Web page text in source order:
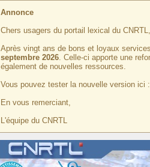
Annonce
Chers usagers du portail lexical du CNRTL,
Après vingt ans de bons et loyaux
septembre 2026. Celle-ci apporte une
également de nouvelles ressources.
Vous pouvez tester la nouvelle version ici :
En vous remerciant,
L'équipe du CNRTL